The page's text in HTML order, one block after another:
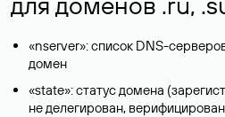
«nserver»: список DNS-
домен
«state»: статус домена
не делегирован,